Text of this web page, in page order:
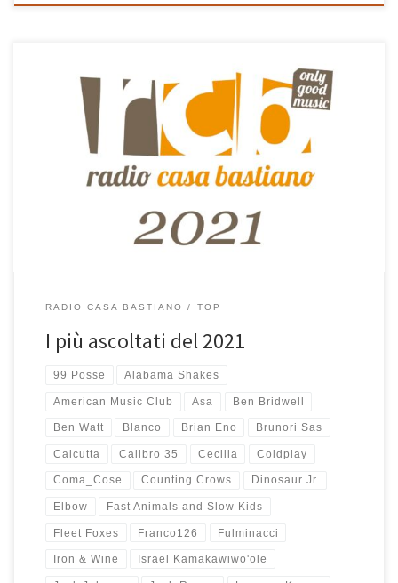
Una delle cose che mi ha sempre incuriosito prima in iTunes
adesso in Musica è la possibilità di creare delle playlist
automatiche mettendo delle regole in modo tale da ottenere
delle liste di canzoni filtrate secondo alcuni criteri. La playlist delle
25 canzoni più ascoltate nel 2021 è ottenuta proprio […]
RADIO CASA BASTIANO TOP
I più ascoltati del 2021
99 Posse Alabama Shakes
American Music Club Asa Ben Bridwell
Ben Watt Blanco Brian Eno Brunori Sas
Calcutta Calibro 35 Cecilia Coldplay
Coma_Cose Counting Crows Dinosaur Jr.
Elbow Fast Animals and Slow Kids
Fleet Foxes Franco126 Fulminacci
Iron & Wine Israel Kamakawiwo'ole